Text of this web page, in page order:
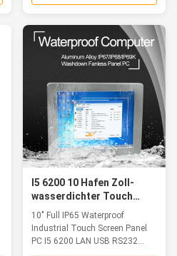
I5 6200 10 Hafen Zoll-
wasserdichter Touch
Screen PC LAN USB RS232
optional
10" Full IP65 Waterproof
Industrial Touch Screen Panel
PC I5 6200 LAN USB RS232
Port...